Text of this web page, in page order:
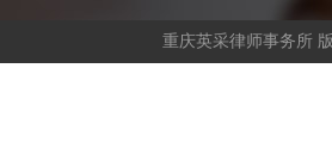
重庆英采律师事务所